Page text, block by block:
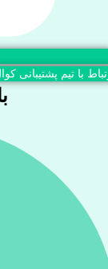
با تیم پشتیبانی